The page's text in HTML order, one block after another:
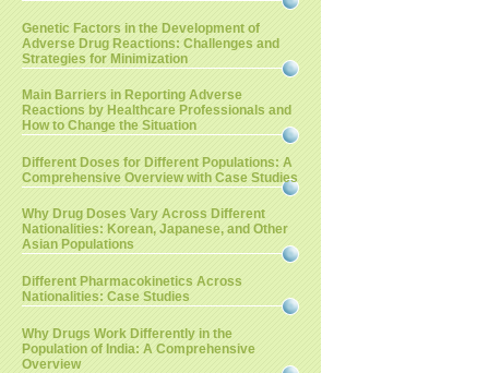
Genetic Factors in the Development of
Adverse Drug Reactions: Challenges and
Strategies for Minimization
Main Barriers in Reporting Adverse
Reactions by Healthcare Professionals and
How to Change the Situation
Different Doses for Different Populations: A
Comprehensive Overview with Case Studies
Why Drug Doses Vary Across Different
Nationalities: Korean, Japanese, and Other
Asian Populations
Different Pharmacokinetics Across
Nationalities: Case Studies
Why Drugs Work Differently in the
Population of India: A Comprehensive
Overview